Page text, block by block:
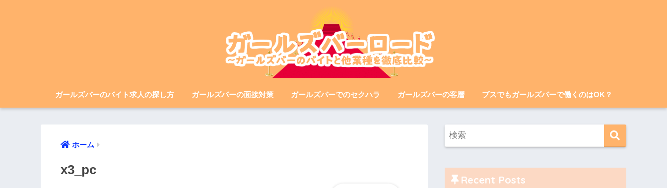
ガールズバーのバイト求人の探し方 ガールズバーの面接対策 ガールズバーでのセクハラ ガールズバーの客層 ブスでもガールズバーで働くのはOK？
ホーム
x3_pc
Recent Posts